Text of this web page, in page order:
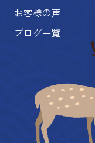
お客様の声
ブログ一覧